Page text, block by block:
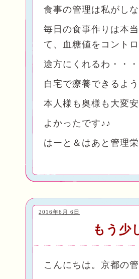
食事の管理は私がし
毎日の食事作りは本
て、血糖値をコント
途方にくれるわ・・・
自宅で療養できるよ
本人様も奥様も大変
よかったです♪♪
はーと＆はあと管
もう少
2016年6月 6日
こんにちは。京都の